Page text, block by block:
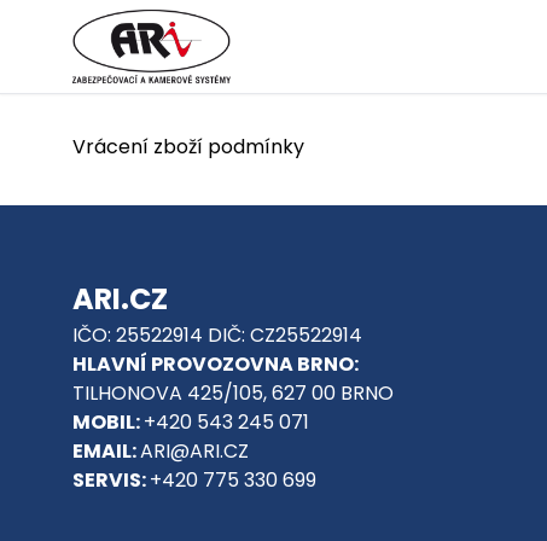
Vrácení zboží podmínky
ARI.CZ
IČO: 25522914 DIČ: CZ25522914
HLAVNÍ PROVOZOVNA BRNO:
TILHONOVA 425/105, 627 00 BRNO
MOBIL:+420 543 245 071
EMAIL:ARI@ARI.CZ
SERVIS:+420 775 330 699